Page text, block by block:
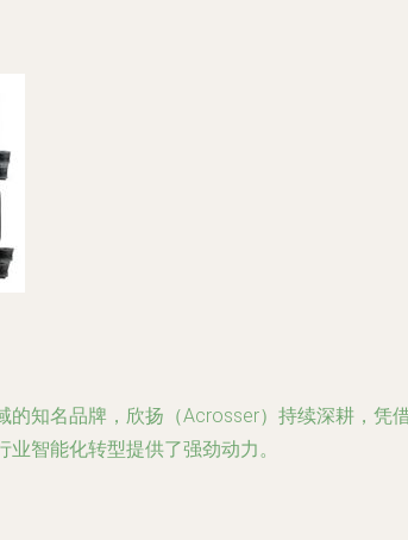
知名品牌，欣扬（Acrosser）持续深耕，凭
智能化转型提供了强劲动力。